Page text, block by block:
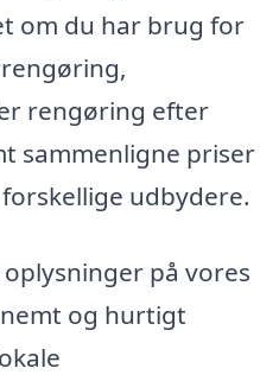
om du har brug for
rengøring efter
sammenligne priser
udbydere.
på vores
og hurtigt